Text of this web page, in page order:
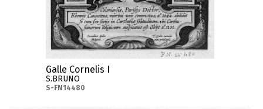
Galle Cornelis I
S.BRUNO
S-FN14480